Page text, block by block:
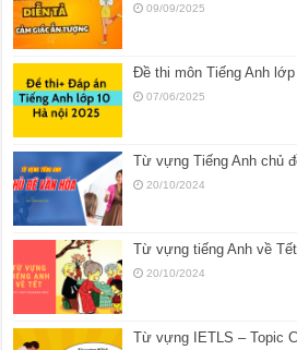
09/09/2025
Đề thi môn Tiếng Anh
07/06/2025
Từ vựng Tiếng Anh chủ
20/10/2024
Từ vựng tiếng Anh về Tết
20/10/2024
Từ vựng IETLS – Topic